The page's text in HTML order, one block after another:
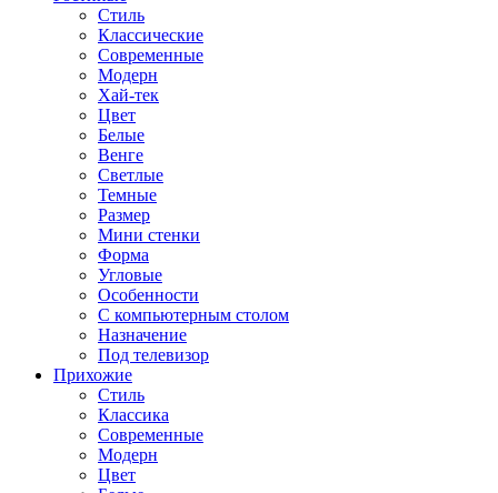
Стиль
Классические
Современные
Модерн
Хай-тек
Цвет
Белые
Венге
Светлые
Темные
Размер
Мини стенки
Форма
Угловые
Особенности
С компьютерным столом
Назначение
Под телевизор
Прихожие
Стиль
Классика
Современные
Модерн
Цвет